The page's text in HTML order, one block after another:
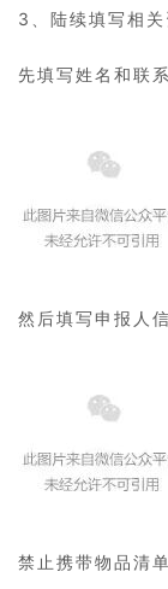
3、陆续填写相
先填写姓名和联
然后填写申报人
禁止携带物品清